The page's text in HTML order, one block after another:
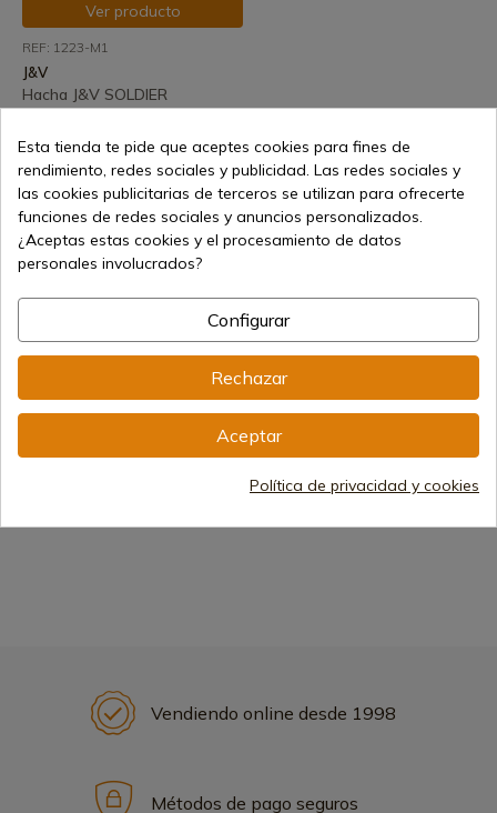
Ver producto
REF: 1223-M1
J&V
Hacha J&V SOLDIER
TOMAHAWK
Envío de 7 a 15 días
121,79 €
1
Vendiendo online desde 1998
Métodos de pago seguros
Esta tienda te pide que aceptes cookies para fines de
rendimiento, redes sociales y publicidad. Las redes sociales y
las cookies publicitarias de terceros se utilizan para ofrecerte
funciones de redes sociales y anuncios personalizados.
¿Aceptas estas cookies y el procesamiento de datos
personales involucrados?
Configurar
Rechazar
Aceptar
Política de privacidad y cookies